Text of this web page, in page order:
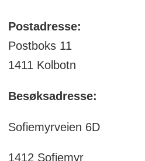
Postadresse:
Postboks 11
1411 Kolbotn
Besøksadresse:
Sofiemyrveien 6D
1412 Sofiemyr